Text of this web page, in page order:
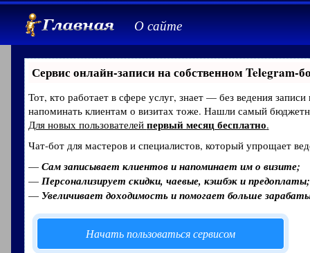
О сайте
Сервис онлайн-записи на собственном Telegram-
Тот, кто работает в сфере услуг, знает — без ведения
напоминать клиентам о визитах тоже. Нашли самый
Для новых пользователей первый месяц бесплатно.
Чат-бот для мастеров и специалистов, который упрощает
— Сам записывает клиентов и напоминает им о визите;
— Персонализирует скидки, чаевые, кэшбэк и предоплаты;
— Увеличивает доходимость и помогает больше
Начать пользоваться сервисом